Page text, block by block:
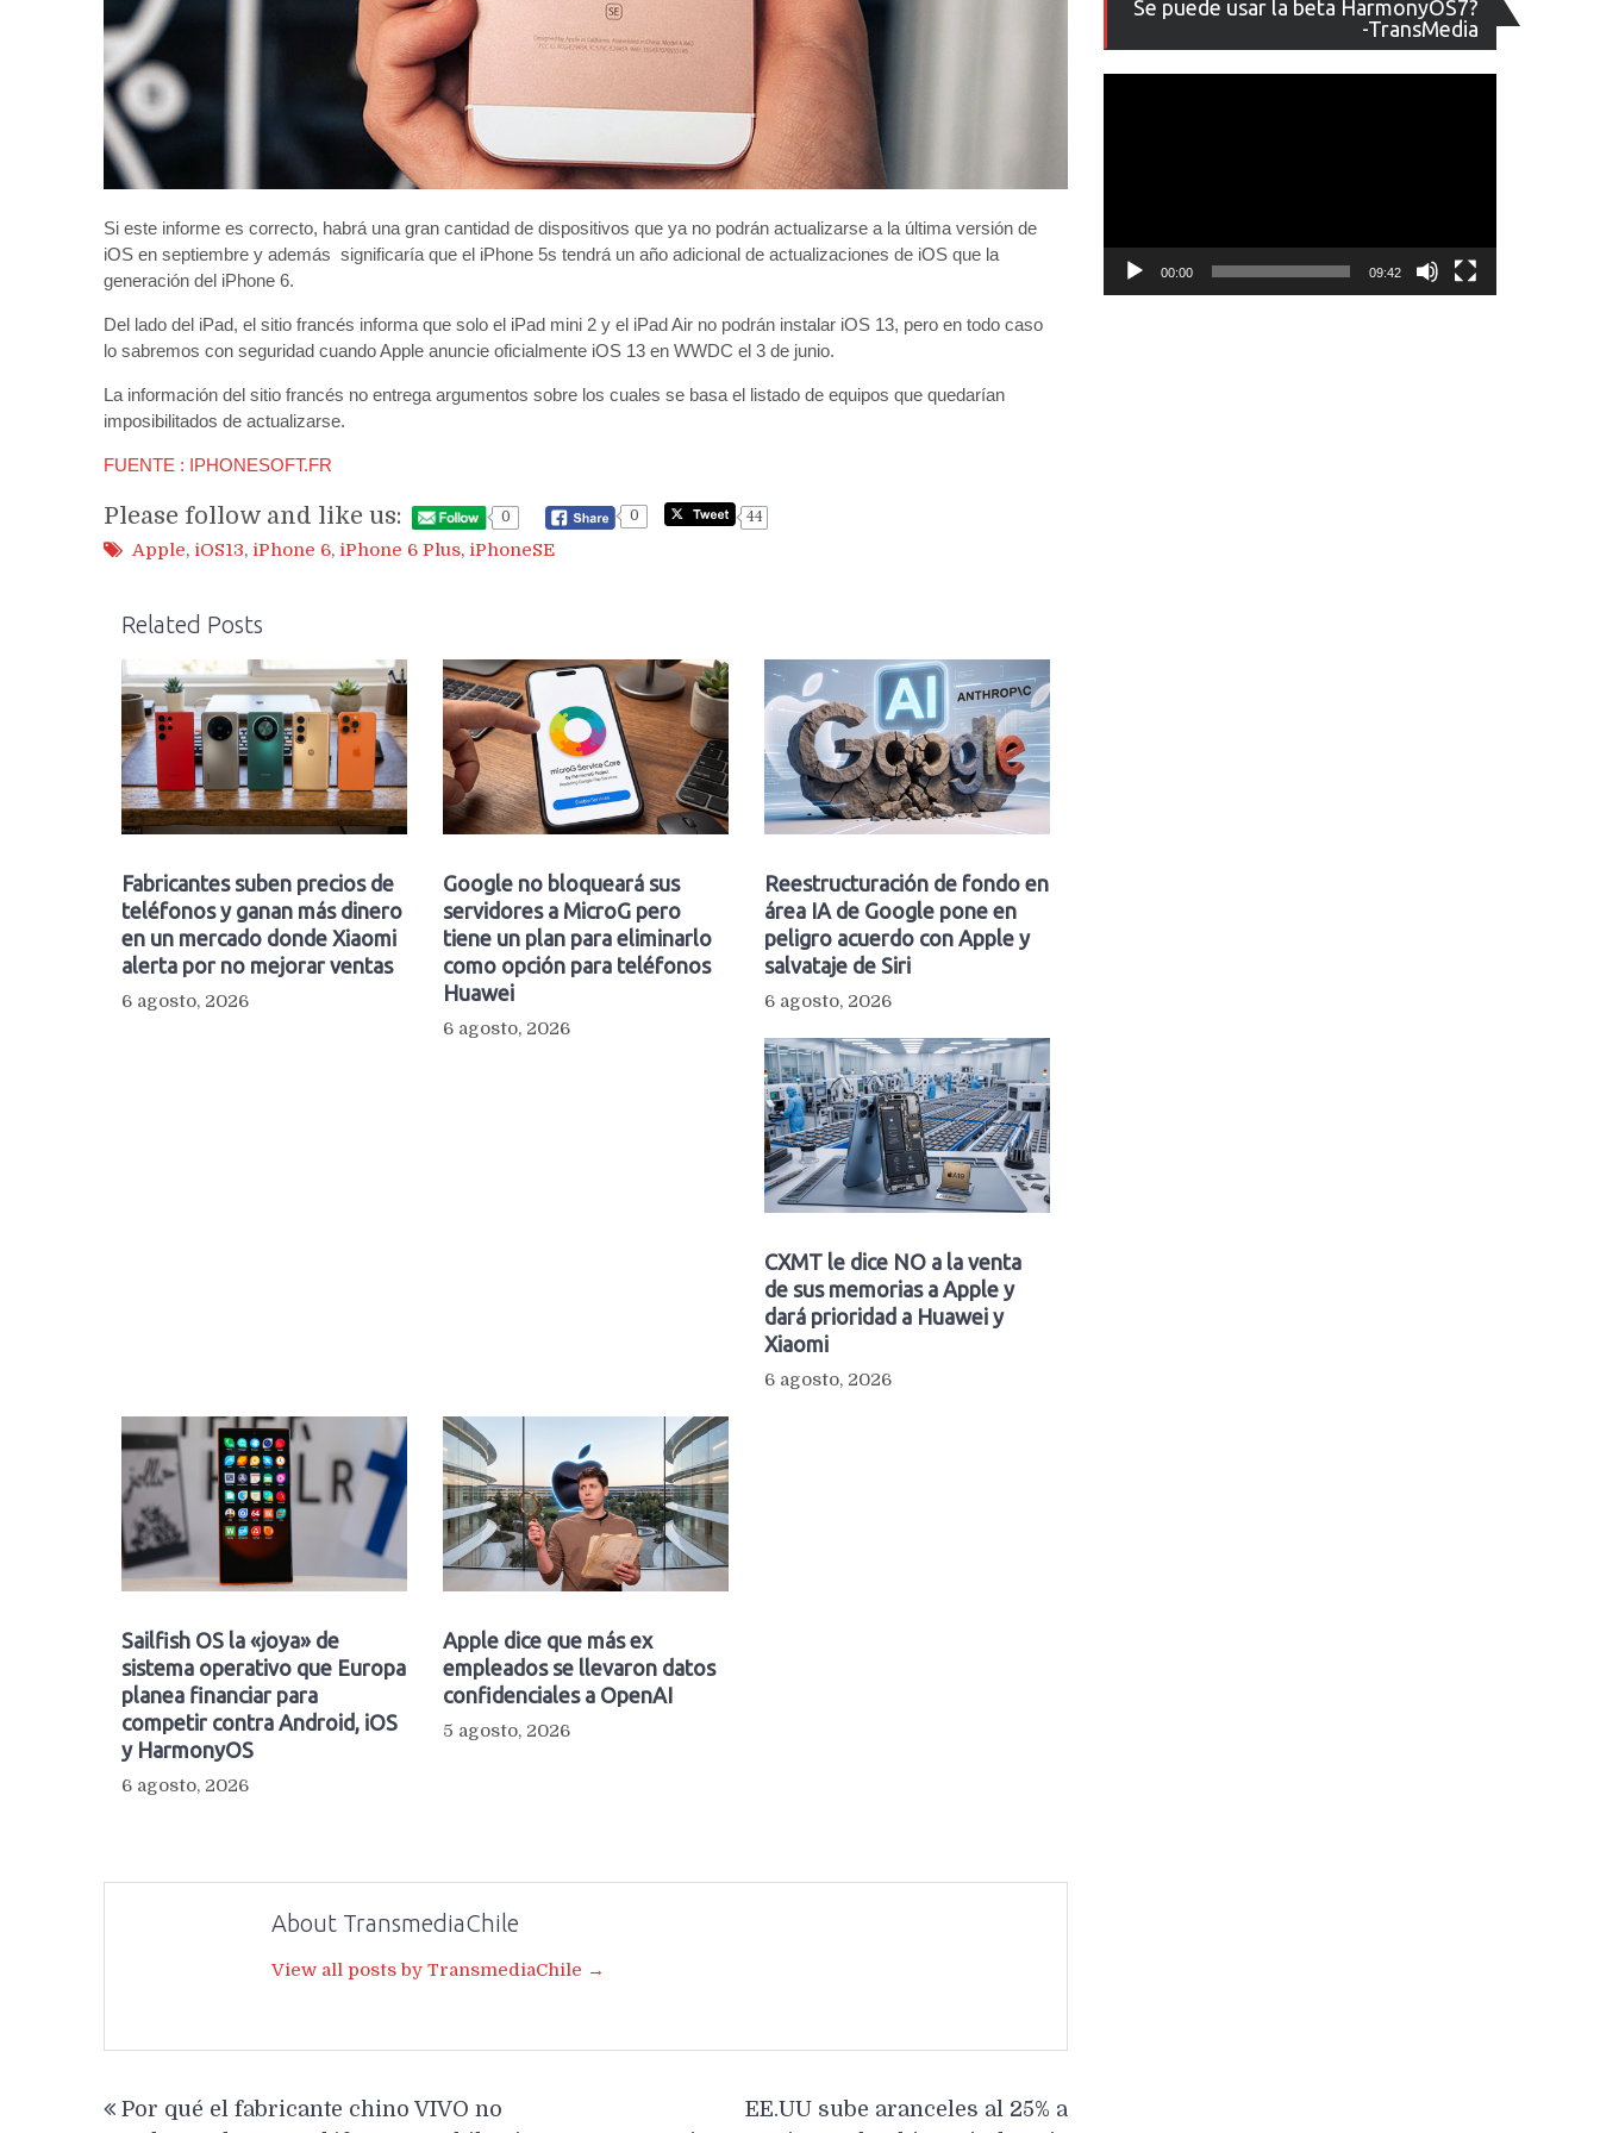
Si este informe es correcto, habrá una gran cantidad de dispositivos que ya no podrán actualizarse a la última versión de
iOS en septiembre y además significaría que el iPhone 5s tendrá un año adicional de actualizaciones de iOS que la
generación del iPhone 6.
Del lado del iPad, el sitio francés informa que solo el iPad mini 2 y el iPad Air no podrán instalar iOS 13, pero en todo caso
lo sabremos con seguridad cuando Apple anuncie oficialmente iOS 13 en WWDC el 3 de junio.
La información del sitio francés no entrega argumentos sobre los cuales se basa el listado de equipos que quedarían
imposibilitados de actualizarse.
FUENTE : IPHONESOFT.FR
Please follow and like us: 0 0 44
Apple, iOS13, iPhone 6, iPhone 6 Plus, iPhoneSE
Related Posts
Fabricantes suben precios de
teléfonos y ganan más dinero
en un mercado donde Xiaomi
alerta por no mejorar ventas
6 agosto, 2026
Google no bloqueará sus
servidores a MicroG pero
tiene un plan para eliminarlo
como opción para teléfonos
Huawei
6 agosto, 2026
Reestructuración de fondo en
área IA de Google pone en
peligro acuerdo con Apple y
salvataje de Siri
6 agosto, 2026
CXMT le dice NO a la venta
de sus memorias a Apple y
dará prioridad a Huawei y
Xiaomi
6 agosto, 2026
Sailfish OS la «joya» de
sistema operativo que Europa
planea financiar para
competir contra Android, iOS
y HarmonyOS
6 agosto, 2026
Apple dice que más ex
empleados se llevaron datos
confidenciales a OpenAI
5 agosto, 2026
About TransmediaChile
View all posts by TransmediaChile →
Por qué el fabricante chino VIVO no
EE.UU sube aranceles al 25% a
Se puede usar la beta HarmonyOS7?
-TransMedia
de
vídeo
00:00 09:42